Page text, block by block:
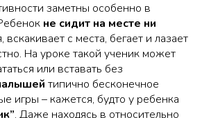
заметны особенно в
не сидит на месте ни
вскакивает с места, бегает и лазает
На уроке такой ученик может
или вставать без
типично бесконечное
игры – кажется, будто у ребенка
. Даже находясь в относительно